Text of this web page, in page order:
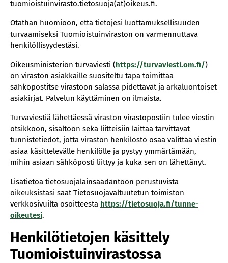
tuomioistuinvirasto.tietosuoja(at)oikeus.fi.
Otathan huomioon, että tietojesi luottamuksellisuuden
turvaamiseksi Tuomioistuinviraston on varmennuttava
henkilöllisyydestäsi.
Oikeusministeriön turvaviesti (https://turvaviesti.om.fi/)
on viraston asiakkaille suositeltu tapa toimittaa
sähköpostitse virastoon salassa pidettävät ja arkaluontoiset
asiakirjat. Palvelun käyttäminen on ilmaista.
Turvaviestiä lähettäessä viraston virastopostiin tulee viestin
otsikkoon, sisältöön sekä liitteisiin laittaa tarvittavat
tunnistetiedot, jotta viraston henkilöstö osaa välittää viestin
asiaa käsittelevälle henkilölle ja pystyy ymmärtämään,
mihin asiaan sähköposti liittyy ja kuka sen on lähettänyt.
Lisätietoa tietosuojalainsäädäntöön perustuvista
oikeuksistasi saat Tietosuojavaltuutetun toimiston
verkkosivuilta osoitteesta https://tietosuoja.fi/tunne-
oikeutesi.
Henkilötietojen käsittely
Tuomioistuinvirastossa